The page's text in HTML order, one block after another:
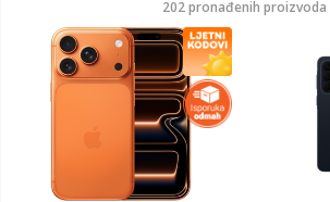
202 pronađenih proizvoda